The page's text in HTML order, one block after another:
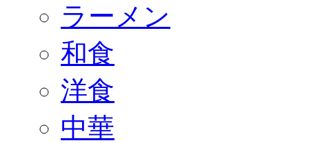
ラーメン
和食
洋食
中華